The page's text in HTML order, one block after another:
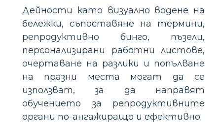
Дейности като визуално водене на
бележки, съпоставяне на термини,
репродуктивно бинго, пъзели,
персонализирани работни листове,
очертаване на разлики и попълване
на празни места могат да се
използват, за да направят
обучението за репродуктивните
органи по-ангажиращо и ефективно.